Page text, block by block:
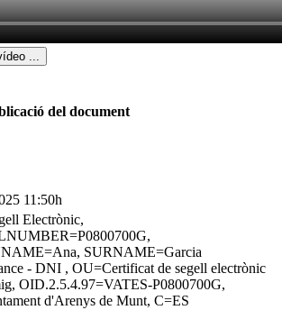
del document
11:50h
Electrònic,
SURNAME=Garcia
- DNI , OU=Certificat de segell electrònic
OID.2.5.4.97=VATES-P0800700G,
d'Arenys de Munt, C=ES